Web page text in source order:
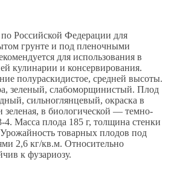
Российской Федерации для
грунте и под пленочными
для использования в
кулинарии и консервирования.
полураскидистое, средней высоты.
зеленый, слабоморщинистый. Плод
сильноглянцевый, окраска в
зеленая, в биологической — темно-
4. Масса плода 185 г, толщина стенки
товарных плодов под
2,6 кг/кв.м. Относительно
к фузариозу.